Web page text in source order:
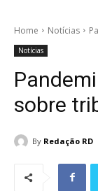
Home Notícias
Notícias
sobre
By Redação RD